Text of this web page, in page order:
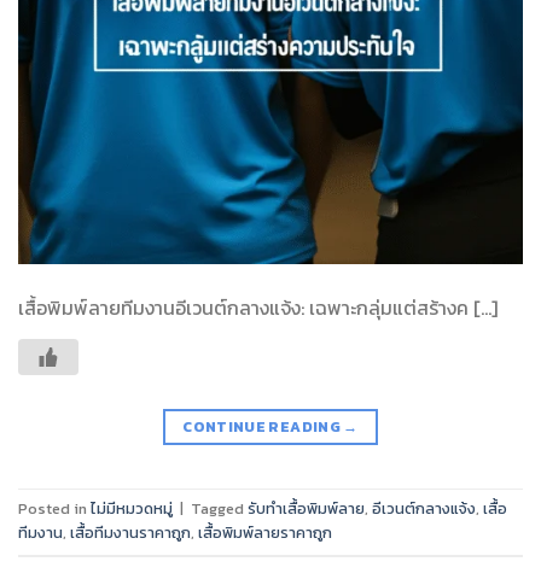
เสื้อพิมพ์ลายทีมงานอีเวนต์กลางแจ้ง: เฉพาะกลุ่มแต่สร้างค […]
CONTINUE READING →
Posted in ไม่มีหมวดหมู่ | Tagged รับทำเสื้อพิมพ์ลาย, อีเวนต์กลางแจ้ง, เสื้อ
ทีมงาน, เสื้อทีมงานราคาถูก, เสื้อพิมพ์ลายราคาถูก